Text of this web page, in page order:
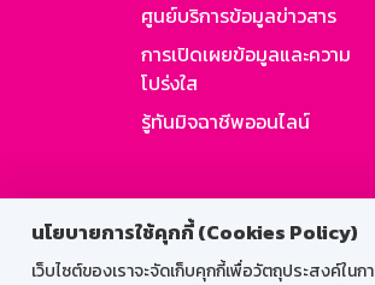
นโยบายการใช้คุกกี้ (Cookies Policy)
เว็บไซต์ของเราจะจัดเก็บคุกกี้เพื่อวัตถุประสงค์ใ
ศูนย์บริการข้อมูลข่าวสาร
การเปิดเผยข้อมูลและความ
โปร่งใส
รู้ทันมิจฉาชีพออนไลน์